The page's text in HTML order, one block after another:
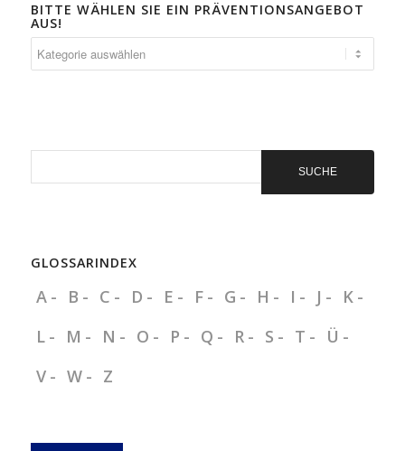
BITTE WÄHLEN SIE EIN PRÄVENTIONSANGEBOT
AUS!
wählen
GLOSSARINDEX
A B C D E F G H I J
K
L
M N O P Q R S T
Ü
V
W Z